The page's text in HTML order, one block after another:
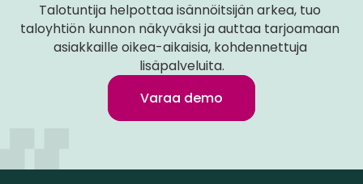
Talotuntija helpottaa isännöitsijän arkea, tuo
taloyhtiön kunnon näkyväksi ja auttaa tarjoamaan
asiakkaille oikea-aikaisia, kohdennettuja
lisäpalveluita.
Varaa demo